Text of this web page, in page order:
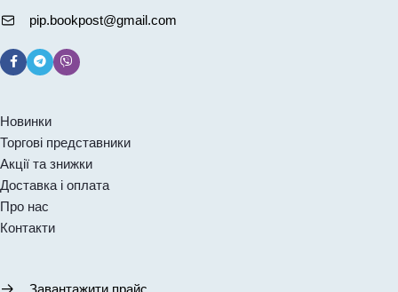
pip.bookpost@gmail.com
Новинки
Торгові представники
Акції та знижки
Доставка і оплата
Про нас
Контакти
Завантажити прайс